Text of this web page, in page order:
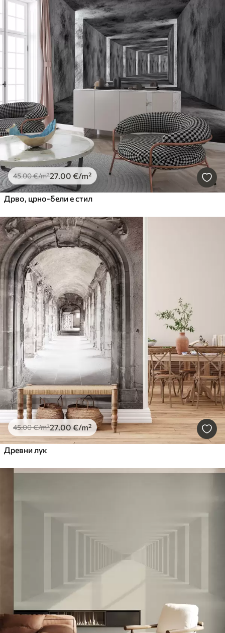
45.00€/m²27.00 €/m²
Дрво, црно-бели е стил
45.00€/m²27.00 €/m²
Древни лук